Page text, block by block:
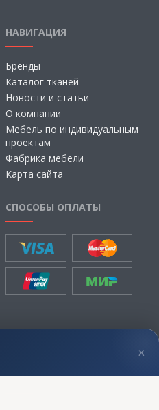
НАВИГАЦИЯ
Бренды
Каталог тканей
Новости и статьи
О компании
Мебель по индивидуальным
проектам
Фабрика мебели
Карта сайта
СПОСОБЫ ОПЛАТЫ
КОНТАКТЫ
×